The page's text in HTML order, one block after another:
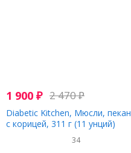
1 900 ₽ 2 470₽
Diabetic Kitchen, Мюсли, пекан
с корицей, 311 г (11 унций)
34